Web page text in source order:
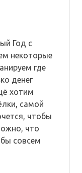
Год с
некоторые
где
денег
хотим
самой
чтобы
что
совсем